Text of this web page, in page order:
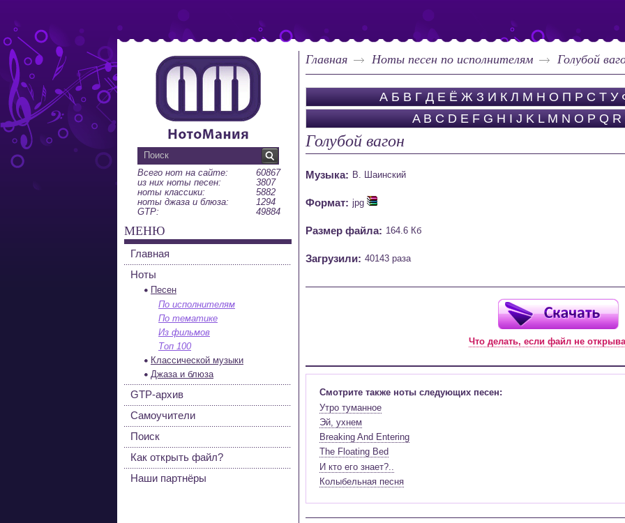
Главная Ноты песен по исполнителям Голубой
А Б В Г Д Е Ё Ж З И К Л М Н О П Р С Т У
A B C D E F G H I J K L M N O P Q R
Голубой вагон
Музыка: В. Шаинский
Формат: jpg
Размер файла: 164.6 Кб
Загрузили: 40143 раза
Что делать, если файл не
Смотрите также ноты следующих песен:
Утро туманное
Эй, ухнем
Breaking And Entering
The Floating Bed
И кто его знает?..
Колыбельная песня
Всего нот на сайте:
60867
из них ноты песен:
3807
ноты классики:
5882
ноты джаза и блюза:
1294
GTP:
49884
МЕНЮ
Главная
Ноты
Песен
По исполнителям
По тематике
Из фильмов
Топ 100
Классической музыки
Джаза и блюза
GTP-архив
Самоучители
Поиск
Как открыть файл?
Наши партнёры